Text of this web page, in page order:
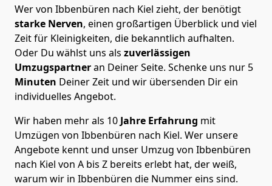
Wer von Ibbenbüren nach Kiel zieht, der benötigt
starke Nerven, einen großartigen Überblick und viel
Zeit für Kleinigkeiten, die bekanntlich aufhalten.
Oder Du wählst uns als zuverlässigen
Umzugspartneran Deiner Seite. Schenke uns nur 5
Minuten Deiner Zeit und wir übersenden Dir ein
individuelles Angebot.
Wir haben mehr als 10 Jahre Erfahrung mit
Umzügen von Ibbenbüren nach Kiel. Wer unsere
Angebote kennt und unser Umzug von Ibbenbüren
nach Kiel von A bis Z bereits erlebt hat, der weiß,
warum wir in Ibbenbüren die Nummer eins sind.